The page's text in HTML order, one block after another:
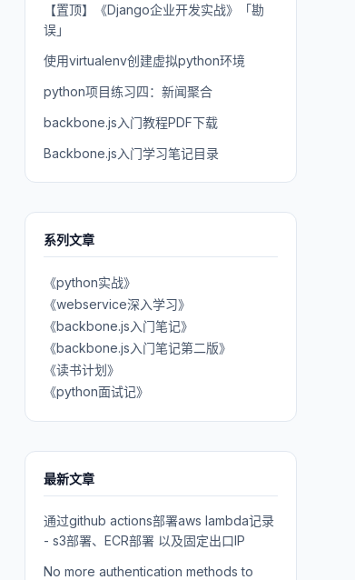
【置顶】《Django企业开发实战》「勘
误」
使用virtualenv创建虚拟python环境
python项目练习四：新闻聚合
backbone.js入门教程PDF下载
Backbone.js入门学习笔记目录
系列文章
《python实战》
《webservice深入学习》
《backbone.js入门笔记》
《backbone.js入门笔记第二版》
《读书计划》
《python面试记》
最新文章
通过github actions部署aws lambda记录
- s3部署、ECR部署 以及固定出口IP
No more authentication methods to